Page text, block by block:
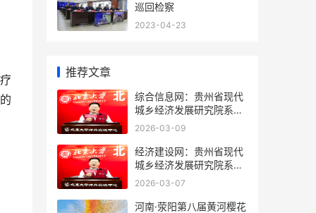
巡回检察
2023-04-23
推荐文章
综合信息网：贵州省现代
城乡经济发展研究院系列
报道之一
2026-03-09
经济建设网：贵州省现代
城乡经济发展研究院系列
报道之一
2026-03-07
河南·荥阳第八届黄河樱花